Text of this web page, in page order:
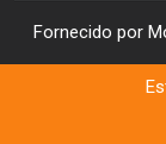
Fornecido por